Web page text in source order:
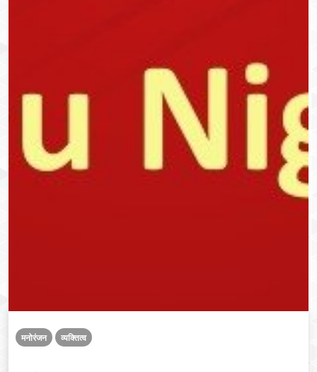
मनोरंजन व्यक्तित्व